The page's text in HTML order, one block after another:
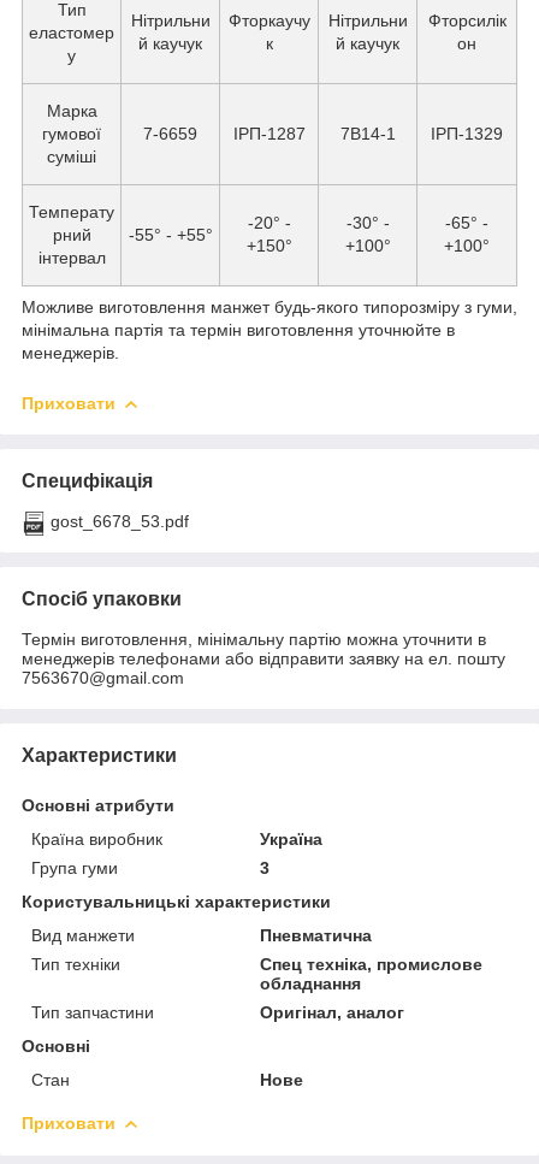
Тип
еластомер
у
Нітрильни
й каучук
Фторкаучу
к
Нітрильни
й каучук
Фторсилік
он
Марка
гумової
суміші
7-6659 ІРП-1287 7В14-1 ІРП-1329
Температу
рний
інтервал
-55° - +55°
-20° -
+150°
-30° -
+100°
-65° -
+100°
Можливе виготовлення манжет будь-якого типорозміру з гуми,
мінімальна партія та термін виготовлення уточнюйте в
менеджерів.
Приховати
Специфікація
gost_6678_53.pdf
Спосіб упаковки
Термін виготовлення, мінімальну партію можна уточнити в
менеджерів телефонами або відправити заявку на ел. пошту
7563670@gmail.com
Характеристики
Основні атрибути
Країна виробник
Україна
Група гуми
3
Користувальницькі характеристики
Вид манжети
Пневматична
Тип техніки
Спец техніка, промислове
обладнання
Тип запчастини
Оригінал, аналог
Основні
Стан
Нове
Приховати